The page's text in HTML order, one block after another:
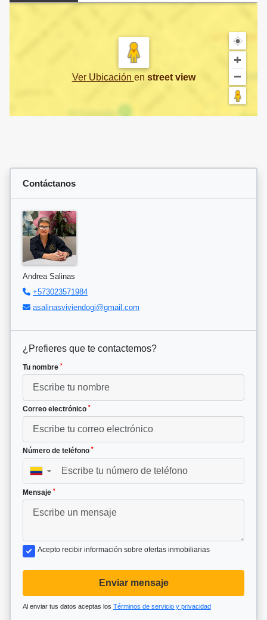
Ver Ubicación en street view
Contáctanos
Andrea Salinas
+573023571984
asalinasviviendogi@gmail.com
¿Prefieres que te contactemos?
Tu nombre *
Correo electrónico *
Número de teléfono *
▼
Mensaje *
Acepto recibir información sobre ofertas inmobiliarias
Enviar mensaje
Al enviar tus datos aceptas los Términos de servicio y privacidad